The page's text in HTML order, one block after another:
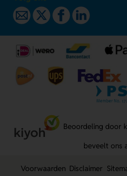
Beoordeling door
beveelt ons
Voorwaarden Disclaimer